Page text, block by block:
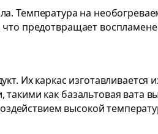
Температура на
предотвращает
Их каркас изготавливается
как базальтовая вата
высокой